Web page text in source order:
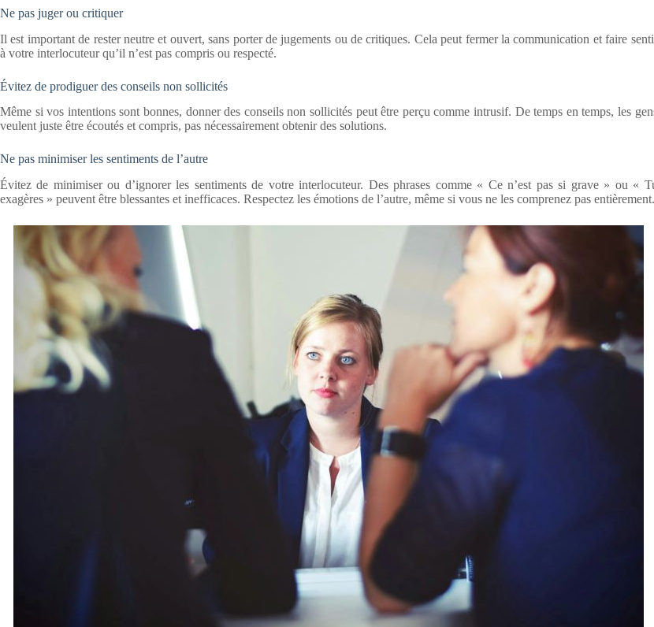
Ne pas juger ou critiquer
Il est important de rester neutre et ouvert, sans porter de jugements ou de critiques. Cela peut fermer la communication et faire
à votre interlocuteur qu’il n’est pas compris ou respecté.
Évitez de prodiguer des conseils non sollicités
Même si vos intentions sont bonnes, donner des conseils non sollicités peut être perçu comme intrusif. De temps en temps, les
veulent juste être écoutés et compris, pas nécessairement obtenir des solutions.
Ne pas minimiser les sentiments de l’autre
Évitez de minimiser ou d’ignorer les sentiments de votre interlocuteur. Des phrases comme « Ce n’est pas si grave » ou «
exagères » peuvent être blessantes et inefficaces. Respectez les émotions de l’autre, même si vous ne les comprenez pas entièrement.